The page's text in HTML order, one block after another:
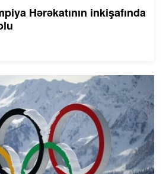
Hərəkatının inkişafında